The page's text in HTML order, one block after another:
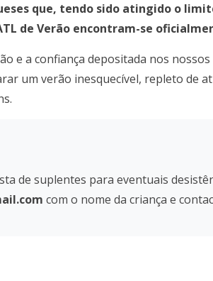
que, tendo sido atingido o
de Verão encontram-se
e a confiança depositada nos
um verão inesquecível, repleto de
de suplentes para eventuais
com o nome da criança e